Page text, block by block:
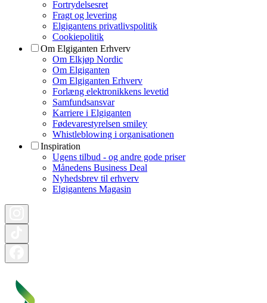
Fortrydelsesret
Fragt og levering
Elgigantens privatlivspolitik
Cookiepolitik
Om Elgiganten Erhverv
Om Elkjøp Nordic
Om Elgiganten
Om Elgiganten Erhverv
Forlæng elektronikkens levetid
Samfundsansvar
Karriere i Elgiganten
Fødevarestyrelsen smiley
Whistleblowing i organisationen
Inspiration
Ugens tilbud - og andre gode priser
Månedens Business Deal
Nyhedsbrev til erhverv
Elgigantens Magasin